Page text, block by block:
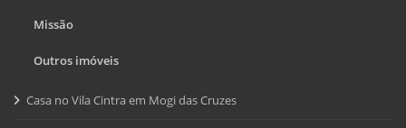
Missão
Outros imóveis
Casa no Vila Cintra em Mogi das Cruzes